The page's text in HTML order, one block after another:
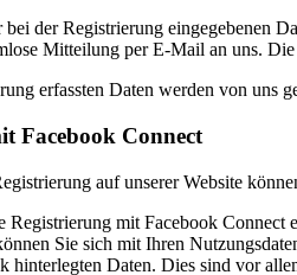
bei der Registrierung eingegebenen
Mitteilung per E-Mail an uns.
erfassten Daten werden von uns
Facebook Connect
auf unserer Website
Registrierung mit Facebook
Sie sich mit Ihren
hinterlegten Daten. Dies sind vor